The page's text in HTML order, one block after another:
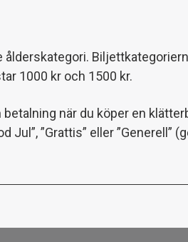
1000 kr och 1500 kr.
när du köper en
”Grattis” eller ”Generell”